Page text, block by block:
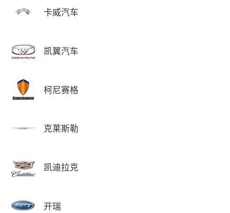
卡威汽车
凯翼汽车
柯尼赛格
克莱斯勒
凯迪拉克
开瑞